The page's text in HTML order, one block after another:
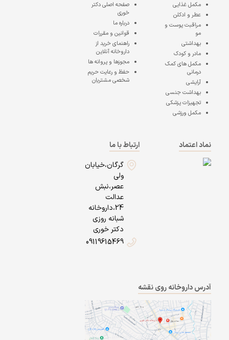
مکمل غذایی
عطر و ادکلن
مراقبت پوست و
مو
بهداشتی
مادر و کودک
مکمل های کمک
درمانی
آرایشی
بهداشت جنسی
تجهیزات پزشکی
مکمل ورزشی
صفحه اصلیدکتر
خوری
درباره ما
قوانین و مقررات
راهنمای خرید از
داروخانه آنلاین
مجوزها و پروانه ها
حفظ و رعایت حریم
شخصی مشتریان
نماد اعتماد
ارتباط با ما
گرگان،خیابان
ولی
عصر،نبش
عدالت
24،داروخانه
شبانه روزی
دکتر خوری
09119615469
آدرس داروخانه روی نقشه